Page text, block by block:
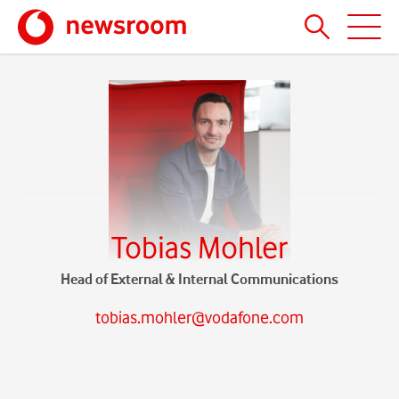
Tobias Mohler
Head of External & Internal Communications
tobias.mohler@vodafone.com